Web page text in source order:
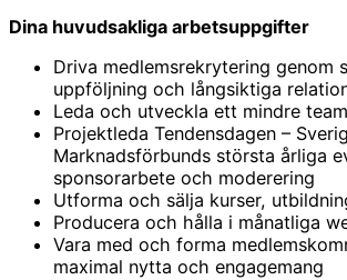
Dina huvudsakliga arbetsuppgifter
Driva medlemsrekrytering genom
uppföljning och långsiktiga
Leda och utveckla ett mindre team
Projektleda Tendensdagen –
Marknadsförbunds största årliga
sponsorarbete och moderering
Utforma och sälja kurser,
Producera och hålla i månatliga
Vara med och forma
maximal nytta och engagemang